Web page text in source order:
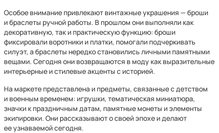
Особое внимание привлекают винтажные украшения — броши
и браслеты ручной работы. В прошлом они выполняли как
декоративную, так и практическую функцию: броши
фиксировали воротники и платки, помогали подчеркивать
силуэт, а браслеты нередко становились личными памятными
вещами. Сегодня они возвращаются в моду как выразительные
интерьерные и стилевые акценты с историей.
На маркете представлена и предметы, связанные с детством
и военным временем: игрушки, тематическая миниатюра,
значки к праздничным датам, памятные монеты и элементы
экипировки. Они рассказывают о своей эпохе и делают
ее узнаваемой сегодня.